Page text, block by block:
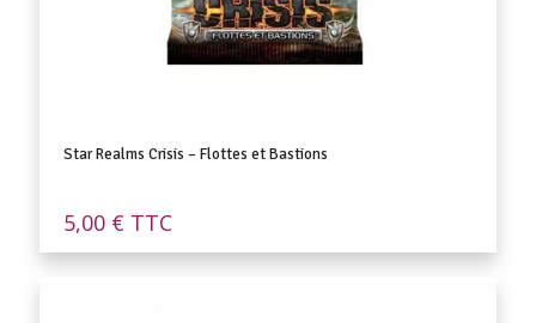
Star Realms Crisis – Flottes et Bastions
5,00 € TTC